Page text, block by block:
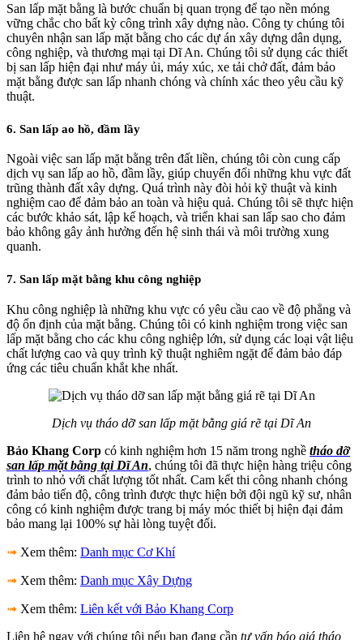
San lấp mặt bằng là bước chuẩn bị quan trọng để tạo nền móng
vững chắc cho bất kỳ công trình xây dựng nào. Công ty chúng tôi
chuyên nhận san lấp mặt bằng cho các dự án xây dựng dân dụng,
công nghiệp, và thương mại tại Dĩ An. Chúng tôi sử dụng các thiết
bị san lấp hiện đại như máy ủi, máy xúc, xe tải chở đất, đảm bảo
mặt bằng được san lấp nhanh chóng và chính xác theo yêu cầu kỹ
thuật.
6. San lấp ao hồ, đầm lầy
Ngoài việc san lấp mặt bằng trên đất liền, chúng tôi còn cung cấp
dịch vụ san lấp ao hồ, đầm lầy, giúp chuyển đổi những khu vực đất
trũng thành đất xây dựng. Quá trình này đòi hỏi kỹ thuật và kinh
nghiệm cao để đảm bảo an toàn và hiệu quả. Chúng tôi sẽ thực hiện
các bước khảo sát, lập kế hoạch, và triển khai san lấp sao cho đảm
bảo không gây ảnh hưởng đến hệ sinh thái và môi trường xung
quanh.
7. San lấp mặt bằng khu công nghiệp
Khu công nghiệp là những khu vực có yêu cầu cao về độ phẳng và
độ ổn định của mặt bằng. Chúng tôi có kinh nghiệm trong việc san
lấp mặt bằng cho các khu công nghiệp lớn, sử dụng các loại vật liệu
chất lượng cao và quy trình kỹ thuật nghiêm ngặt để đảm bảo đáp
ứng các tiêu chuẩn khắt khe nhất.
Dịch vụ tháo dỡ san lấp mặt bằng giá rẽ tại Dĩ An
Bảo Khang Corp có kinh nghiệm hơn 15 năm trong nghề tháo dỡ
san lấp mặt bằng tại Dĩ An, chúng tôi đã thực hiện hàng triệu công
trình to nhỏ với chất lượng tốt nhất. Cam kết thi công nhanh chóng
đảm bảo tiến độ, công trình được thực hiện bởi đội ngũ kỹ sư, nhân
công có kinh nghiệm được trang bị máy móc thiết bị hiện đại đảm
bảo mang lại 100% sự hài lòng tuyệt đối.
➟ Xem thêm: Danh mục Cơ Khí
➟ Xem thêm: Danh mục Xây Dựng
➟ Xem thêm: Liên kết với Bảo Khang Corp
Liên hệ ngay với chúng tôi nếu bạn đang cần tư vấn báo giá tháo